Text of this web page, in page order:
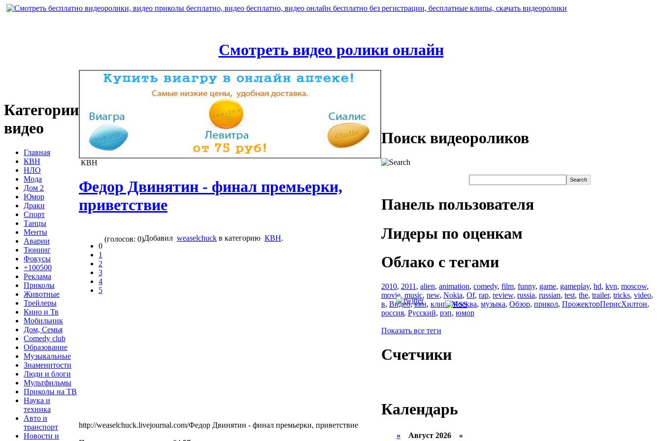
Смотреть видео ролики онлайн
Категории
видео
Главная
КВН
НЛО
Мода
Дом 2
Юмор
Драки
Спорт
Танцы
Менты
Аварии
Тюнинг
Фокусы
+100500
Реклама
Приколы
Животные
Трейлеры
Кино и Тв
Мобильник
Дом, Семья
Comedy club
Образование
Музыкальные
Знаменитости
Люди и блоги
Мультфильмы
Приколы на ТВ
Наука и
техника
Авто и
транспорт
Новости и
КВН
Федор Двинятин - финал премьерки,
приветствие
0
1
2
3
4
5
(голосов: 0)Добавил weaselchuck в категорию КВН.
http://weaselchuck.livejournal.com/Федор Двинятин - финал премьерки, приветствие
Поиск видеороликов
Панель пользователя
Лидеры по оценкам
Облако с тегами
2010, 2011 , alien, animation, comedy, film, funny, game, gameplay, hd, kvn, moscow,
movie, music, new, Nokia, Of, rap, review, russia, russian, test, the, trailer, tricks, video,
в, Видео,квн, клип,Москва, музыка, Обзор, прикол, ПрожекторПерисХилтон,
россия, Русский, рэп, юмор
Показать все теги
Счетчики
Календарь
« Август 2026 »